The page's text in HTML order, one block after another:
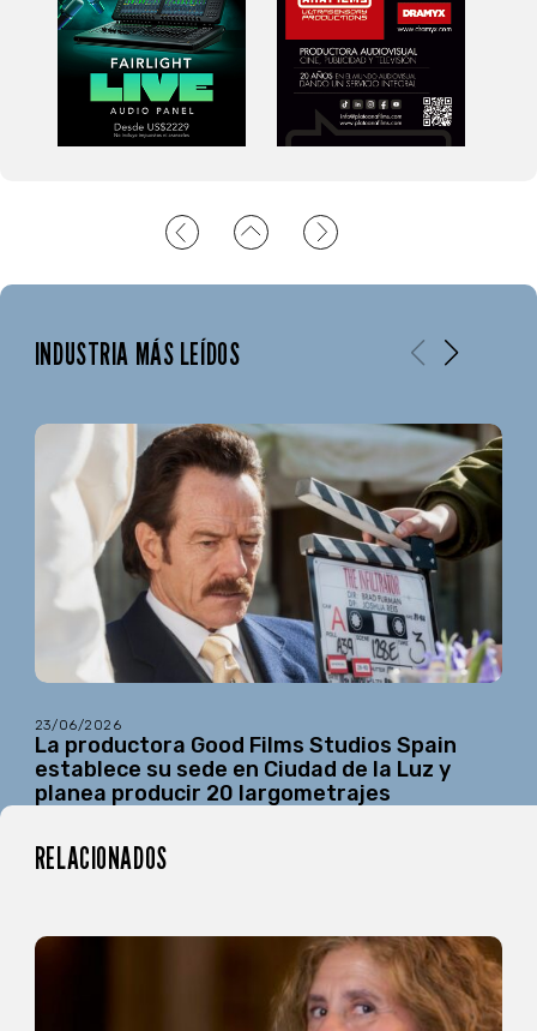
INDUSTRIA MÁS LEÍDOS
23/06/2026
La productora Good Films Studios Spain
establece su sede en Ciudad de la Luz y
planea producir 20 largometrajes
RELACIONADOS